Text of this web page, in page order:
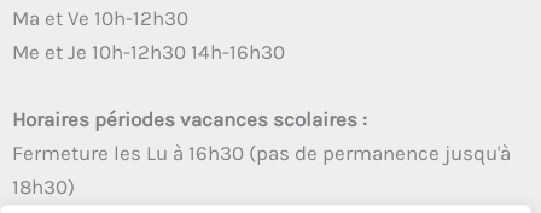
Ma et Ve 10h-12h30
Me et Je 10h-12h30 14h-16h30
Horaires périodes vacances scolaires :
Fermeture les Lu à 16h30 (pas de permanence jusqu'à
18h30)